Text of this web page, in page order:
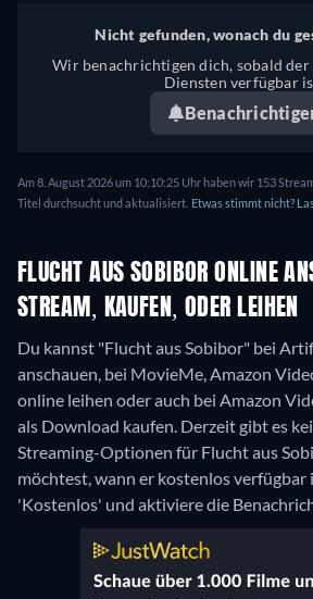
Nicht gefunden, wonach du
Wir benachrichtigen dich, sobald
Diensten verfügbar
Am 8. August 2026 um 10:10:25 Uhr haben wir 153
Titel durchsucht und aktualisiert. Etwas stimmt nicht?
FLUCHT AUS SOBIBOR ONLINE
STREAM, KAUFEN, ODER LEIHEN
Du kannst "Flucht aus Sobibor" bei
anschauen, bei MovieMe, Amazon
online leihen oder auch bei Amazon
als Download kaufen. Derzeit gibt es
Streaming-Optionen für Flucht aus
möchtest, wann er kostenlos verfügbar
'Kostenlos' und aktiviere die